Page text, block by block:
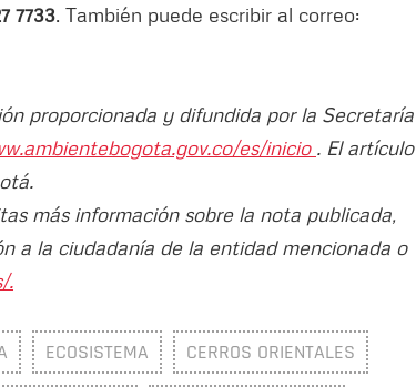
7733. También puede escribir al correo:
proporcionada y difundida por la Secretaría
es/inicio . El artículo
más información sobre la nota publicada,
a la ciudadanía de la entidad mencionada o
.
ECOSISTEMA CERROS ORIENTALES